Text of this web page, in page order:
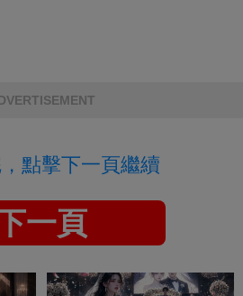
點擊下一頁繼續
一頁